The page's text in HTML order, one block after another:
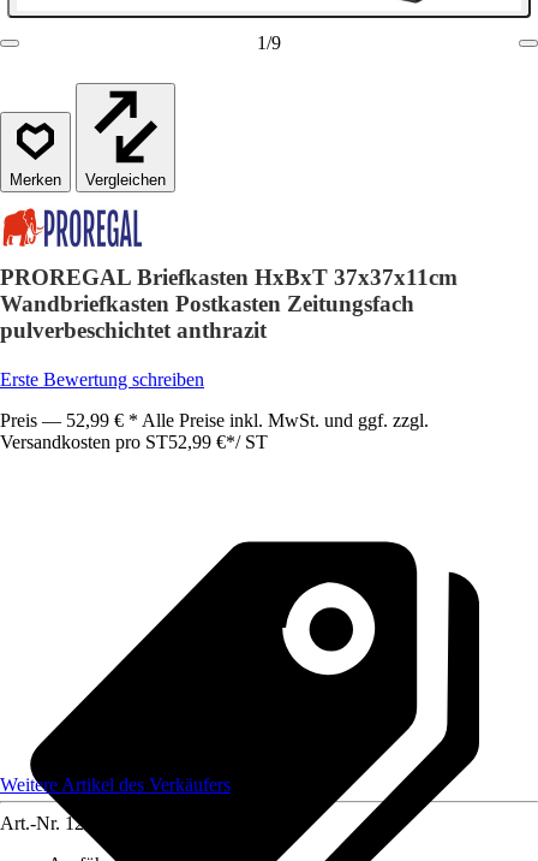
1/9
Vergleichen
PROREGAL Briefkasten HxBxT 37x37x11cm
Wandbriefkasten Postkasten Zeitungsfach
pulverbeschichtet anthrazit
Erste Bewertung schreiben
Preis — 52,99 € * Alle Preise inkl. MwSt. und ggf. zzgl.
Versandkosten pro ST52,99 €*/ ST
Weitere Artikel des Verkäufers
Art.-Nr. 12585377